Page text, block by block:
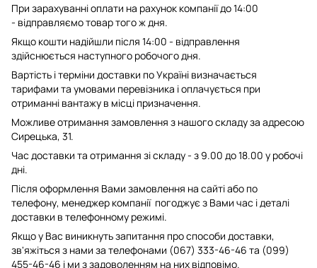
При зарахуванні оплати на рахунок компанії до 14:00
- відправляємо товар того ж дня.
Якщо кошти надійшли після 14:00 - відправлення
здійснюється наступного робочого дня.
Вартість і терміни доставки по Україні визначається
тарифами та умовами перевізника і оплачується при
отриманні вантажу в місці призначення.
Можливе отримання замовлення з нашого складу за адресою
Сирецька, 31.
Час доставки та отримання зі складу - з 9.00 до 18.00 у робочі
дні.
Після оформлення Вами замовлення на сайті або по
телефону, менеджер компанії погоджує з Вами час і деталі
доставки в телефонному режимі.
Якщо у Вас виникнуть запитання про способи доставки,
зв'яжіться з нами за телефонами (067) 333-46-46 та (099)
455-46-46 і ми з задоволенням на них відповімо.